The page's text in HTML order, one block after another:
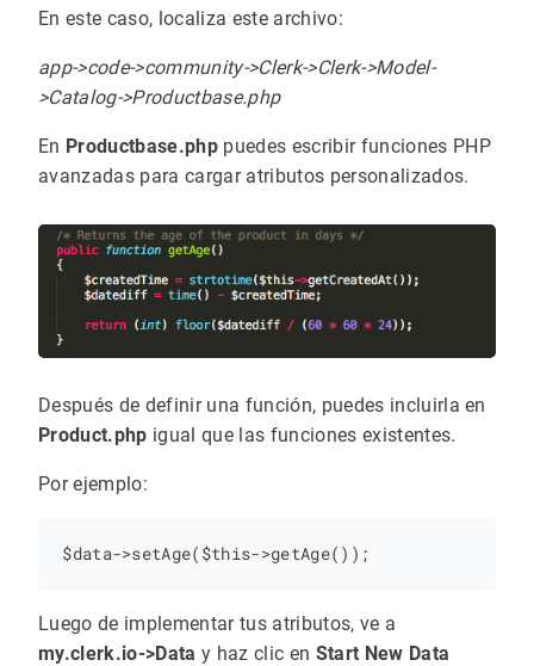
En este caso, localiza este archivo:
app->code->community->Clerk->Clerk->Model-
>Catalog->Productbase.php
En Productbase.phppuedes escribir funciones PHP
avanzadas para cargar atributos personalizados.
Después de definir una función, puedes incluirla en
Product.php igual que las funciones existentes.
Por ejemplo:
Luego de implementar tus atributos, ve a
my.clerk.io->Data y haz clic en Start New Data